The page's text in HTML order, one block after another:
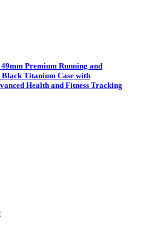
Premium Running and
Titanium Case with
Health and Fitness Tracking